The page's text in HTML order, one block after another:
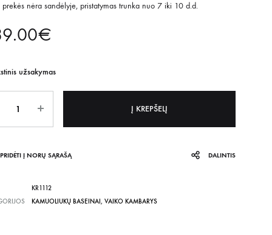
prekės nėra sandėlyje, pristatymas trunka nuo 7 iki 10 d.d.
€
užsakymas
Į KREPŠELĮ
PRIDĖTI Į NORŲ SĄRAŠĄ DALINTIS
KR1112
KAMUOLIUKŲ BASEINAI, VAIKO KAMBARYS